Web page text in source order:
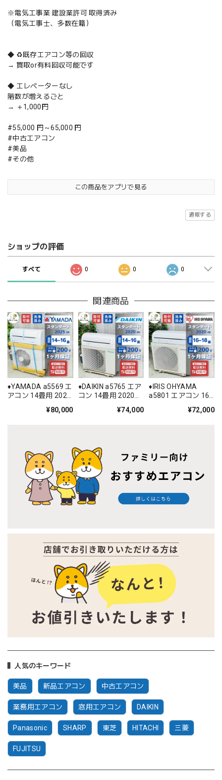
人気のキーワード
美品 新品エアコン 中古エアコン
業務用エアコン 窓用エアコン DAIKIN
Panasonic SHARP 東芝 HITACHI 三菱
FUJITSU
※電気工事業 建設業許可 取得済み
（電気工事士、多数在籍）
◆ ♻️既存エアコン等の回収
→ 買取or有料回収可能です
◆ エレベーターなし
階数が増えるごと
→ ＋1,000円
#55,000 円～65,000 円
#中古エアコン
#美品
#その他
この商品をアプリで見る
通報する
ショップの評価
すべて 0 0 0
関連商品
♦️YAMADA a5569 エ
アコン 14畳用 2025
¥80,000
♦️DAIKIN a5765 エア
コン 14畳用 2020年
¥74,000
♦️IRIS OHYAMA
a5801 エアコン 16
¥72,000